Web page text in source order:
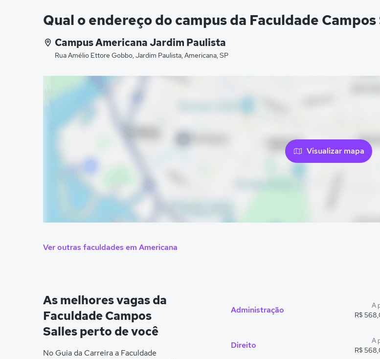
Qual o endereço do campus da Faculdade
Campus Americana Jardim Paulista
Rua Amélio Ettore Gobbo, Jardim Paulista, Americana, SP
Visualizar mapa
Ver outras faculdades em Americana
As melhores vagas da
Faculdade Campos
Salles perto de você
No Guia da Carreira a Faculdade
Administração
A
R$
Direito
A
R$